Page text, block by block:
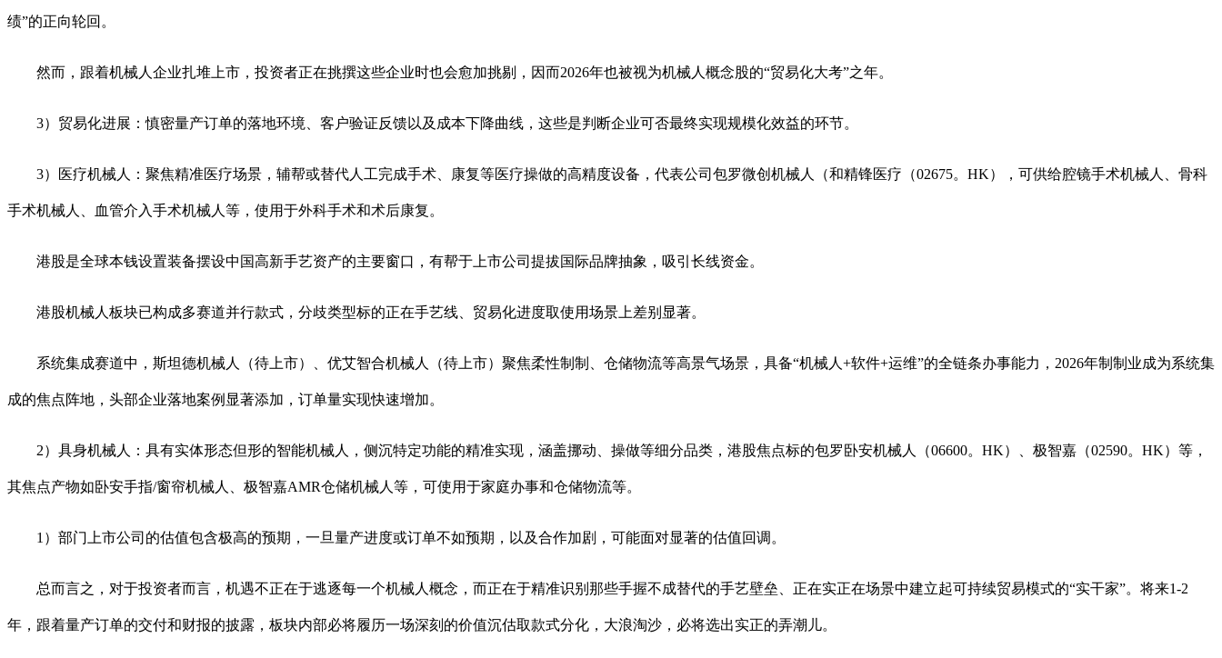
绩”的正向轮回。
然而，跟着机械人企业扎堆上市，投资者正在挑撰这些企业时也会愈加挑剔，因而2026年也被视为机械人概念股的“贸易化大考”之年。
3）贸易化进展：慎密量产订单的落地环境、客户验证反馈以及成本下降曲线，这些是判断企业可否最终实现规模化效益的环节。
3）医疗机械人：聚焦精准医疗场景，辅帮或替代人工完成手术、康复等医疗操做的高精度设备，代表公司包罗微创机械人（和精锋医疗（02675。HK），可供给腔镜手术机械人、骨科
手术机械人、血管介入手术机械人等，使用于外科手术和术后康复。
港股是全球本钱设置装备摆设中国高新手艺资产的主要窗口，有帮于上市公司提拔国际品牌抽象，吸引长线资金。
港股机械人板块已构成多赛道并行款式，分歧类型标的正在手艺线、贸易化进度取使用场景上差别显著。
系统集成赛道中，斯坦德机械人（待上市）、优艾智合机械人（待上市）聚焦柔性制制、仓储物流等高景气场景，具备“机械人+软件+运维”的全链条办事能力，2026年制制业成为系统集
成的焦点阵地，头部企业落地案例显著添加，订单量实现快速增加。
2）具身机械人：具有实体形态但形的智能机械人，侧沉特定功能的精准实现，涵盖挪动、操做等细分品类，港股焦点标的包罗卧安机械人（06600。HK）、极智嘉（02590。HK）等，
其焦点产物如卧安手指/窗帘机械人、极智嘉AMR仓储机械人等，可使用于家庭办事和仓储物流等。
1）部门上市公司的估值包含极高的预期，一旦量产进度或订单不如预期，以及合作加剧，可能面对显著的估值回调。
总而言之，对于投资者而言，机遇不正在于逃逐每一个机械人概念，而正在于精准识别那些手握不成替代的手艺壁垒、正在实正在场景中建立起可持续贸易模式的“实干家”。将来1-2
年，跟着量产订单的交付和财报的披露，板块内部必将履历一场深刻的价值沉估取款式分化，大浪淘沙，必将选出实正的弄潮儿。